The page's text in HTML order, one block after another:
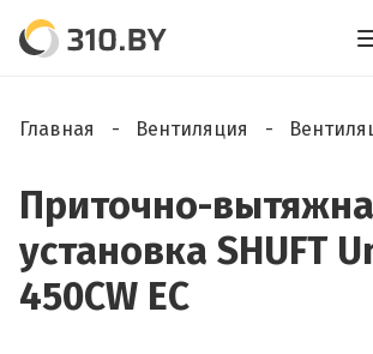
Главная Вентиляция
Приточно-
установка SHUFT
450CW EC